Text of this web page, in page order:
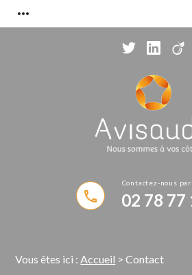
more_horiz
phone 02 78 77
Vous êtes ici : Accueil > Contact